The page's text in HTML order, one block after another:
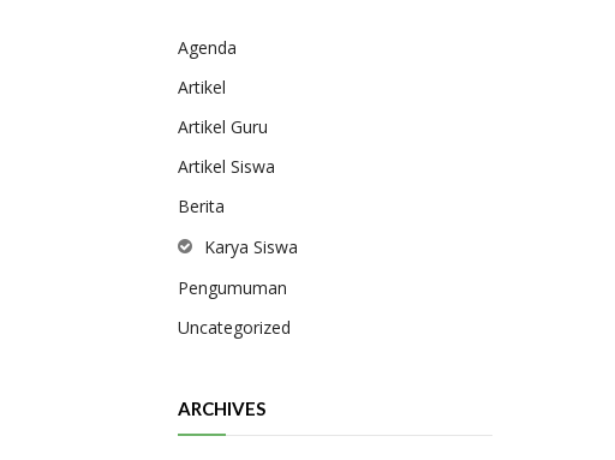
Agenda
Artikel
Artikel Guru
Artikel Siswa
Berita
Karya Siswa
Pengumuman
Uncategorized
ARCHIVES